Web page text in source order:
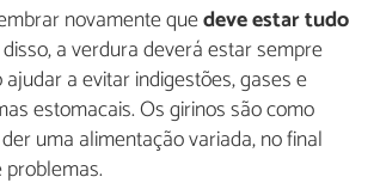
novamente quedeve estar tudo
a verdura deverá estar sempre
a evitar indigestões, gases e
estomacais. Os girinos são como
uma alimentação variada, no final